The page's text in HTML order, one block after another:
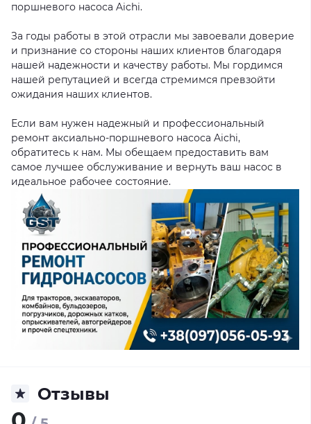
поршневого насоса Aichi.
За годы работы в этой отрасли мы завоевали доверие
и признание со стороны наших клиентов благодаря
нашей надежности и качеству работы. Мы гордимся
нашей репутацией и всегда стремимся превзойти
ожидания наших клиентов.
Если вам нужен надежный и профессиональный
ремонт аксиально-поршневого насоса Aichi,
обратитесь к нам. Мы обещаем предоставить вам
самое лучшее обслуживание и вернуть ваш насос в
идеальное рабочее состояние.
Отзывы